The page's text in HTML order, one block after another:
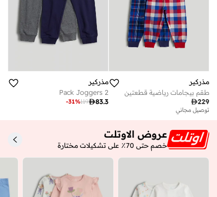
مذركير
طقم بيجامات رياضية قطعتين
229
توصيل مجاني
مذركير
2 Pack Joggers
83.3
119
-31%
عروض الاوتلت
خصم حتى 70٪ على تشكيلات مختارة